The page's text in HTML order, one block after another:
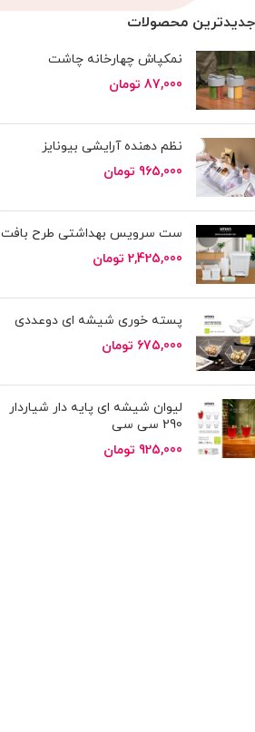
جدیدترین محصولات
نمکپاش چهارخانه چاشت
87,000 تومان
نظم دهنده آرایشی بیونایز
965,000 تومان
ست سرویس بهداشتی طرح بافت
2,425,000 تومان
پسته خوری شیشه ای دوعددی
675,000 تومان
لیوان شیشه ای پایه دار شیاردار
290 سی سی
925,000 تومان